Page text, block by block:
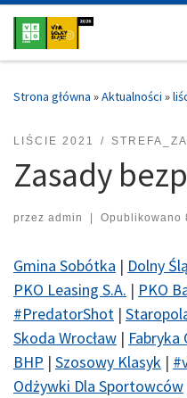
Przejdź do treści
Strona główna »Aktualności »
LIŚCIE 2021
Zasady
przez admin | Opublikowano
Gmina Sobótka | Dolny
PKO Leasing S.A. | PKO
#PredatorShot |
Skoda Wrocław | Fabryka
BHP | Szosowy Klasyk |
Odżywki Dla Sportowców